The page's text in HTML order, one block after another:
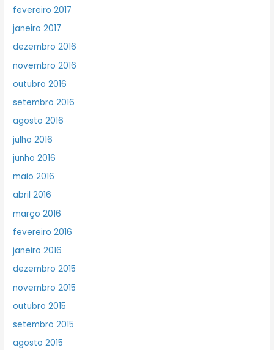
fevereiro 2017
janeiro 2017
dezembro 2016
novembro 2016
outubro 2016
setembro 2016
agosto 2016
julho 2016
junho 2016
maio 2016
abril 2016
março 2016
fevereiro 2016
janeiro 2016
dezembro 2015
novembro 2015
outubro 2015
setembro 2015
agosto 2015